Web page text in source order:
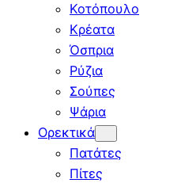
Κοτόπουλο
Κρέατα
Όσπρια
Ρύζια
Σούπες
Ψάρια
Ορεκτικά
Πατάτες
Πίτες